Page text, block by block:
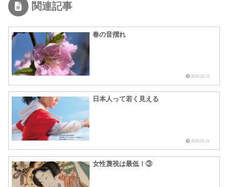
関連記事
春の音摺れ
2026.03.15
日本人って若く見える
2026.05.19
女性蔑視は最低！③